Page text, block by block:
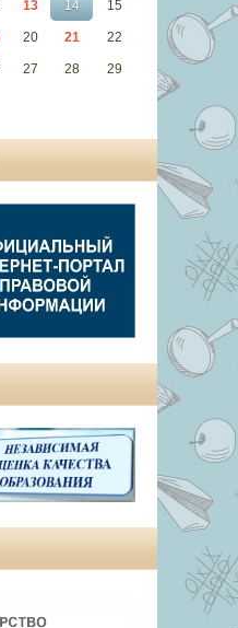
13 14 15
20 21 22
27 28 29